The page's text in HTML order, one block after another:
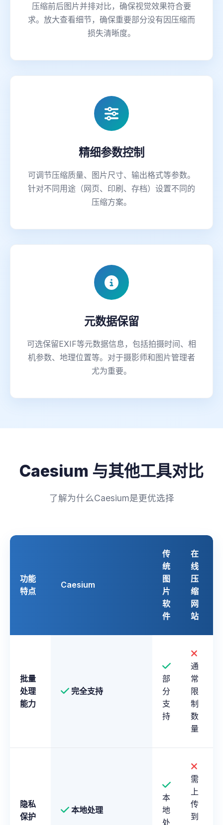
压缩前后图片并排对比，确保视觉效果符合要
求。放大查看细节，确保重要部分没有因压缩而
损失清晰度。
精细参数控制
可调节压缩质量、图片尺寸、输出格式等参数。
针对不同用途（网页、印刷、存档）设置不同的
压缩方案。
元数据保留
可选保留EXIF等元数据信息，包括拍摄时间、相
机参数、地理位置等。对于摄影师和图片管理者
尤为重要。
Caesium 与其他工具对比
了解为什么Caesium是更优选择
功能
特点
Caesium
传
统
图
片
软
件
在
线
压
缩
网
站
批量
处理
能力
完全支持
部
分
支
持
通
常
限
制
数
量
隐私
保护
本地处理
本
地
处
需
上
传
到